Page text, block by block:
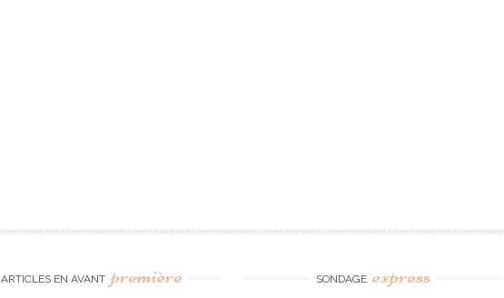
ARTICLES EN AVANT première SONDAGE express